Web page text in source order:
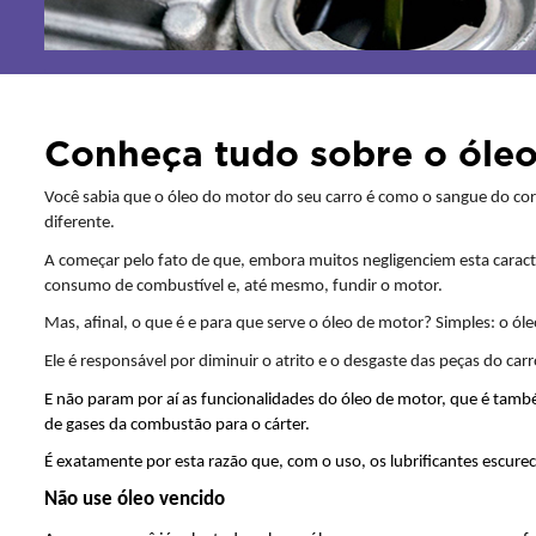
Conheça tudo sobre o
Você sabia que o óleo do motor do seu carro é como o sangue do
diferente.
A começar pelo fato de que, embora muitos negligenciem esta
consumo de combustível e, até mesmo, fundir o motor.
Mas, afinal, o que é e para que serve o óleo de motor? Simples: o
Ele é responsável por diminuir o atrito e o desgaste das peças do
E não param por aí as funcionalidades do óleo de motor, que é
de gases da combustão para o cárter.
É exatamente por esta razão que, com o uso, os lubrificantes
Não use óleo vencido